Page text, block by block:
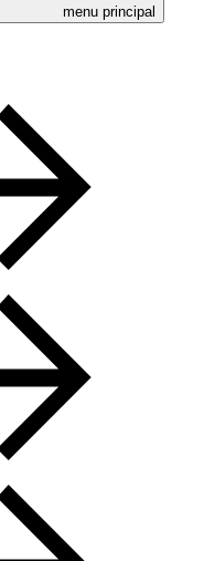
menu principal